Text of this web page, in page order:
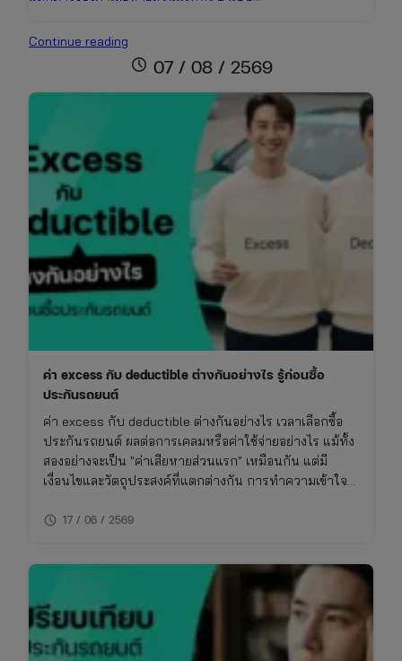
Continue reading
คือ
มี
รถ
รู้
ก่อน
ซื้อ
ประกัน
schedule 07 / 08 / 2569
ค่า excess กับ deductible ต่างกันอย่างไร รู้ก่อนซื้อ
ประกันรถยนต์
ค่า excess กับ deductible ต่างกันอย่างไร เวลาเลือกซื้อ
ประกันรถยนต์ ผลต่อการเคลมหรือค่าใช้จ่ายอย่างไร แม้ทั้ง
สองอย่างจะเป็น "ค่าเสียหายส่วนแรก" เหมือนกัน แต่มี
เงื่อนไขและวัตถุประสงค์ที่แตกต่างกัน การทำความเข้าใจ
ไม่พลาดย้อนหลัง
schedule 17 / 06 / 2569